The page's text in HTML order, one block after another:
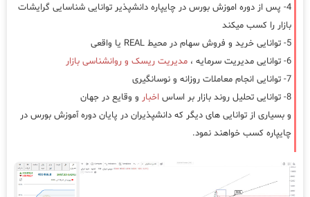
4- پس از دوره اموزش بورس در چایپاره دانشپذیر توانایی شناسایی گرایشات
بازار را کسب میکند
5- توانایی خرید و فروش سهام در محیط REAL یا واقعی
6- توانایی مدیریت سرمایه ،
مدیریت ریسک و روانشناسی بازار
7- توانایی انجام معاملات روزانه و نوسانگیری
8- توانایی تحلیل روند بازار بر اساس
اخبار و وقایع در جهان
و بسیاری از توانایی های دیگر که دانشپذیران در پایان دوره آموزش بورس در
چایپاره کسب خواهند نمود.